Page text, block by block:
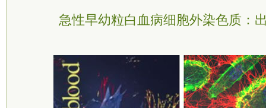
急性早幼粒白血病细胞外染色质：